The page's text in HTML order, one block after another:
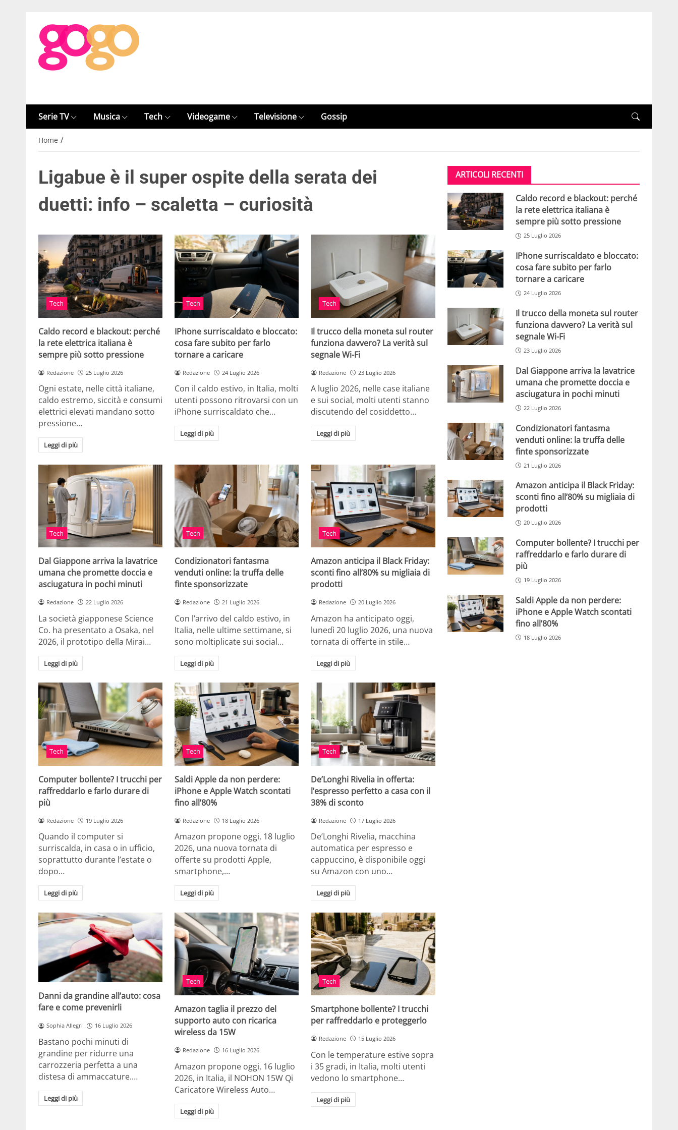
Serie TV Musica Tech Videogame Televisione Gossip
Home /
Ligabue è il super ospite della serata dei
duetti: info – scaletta – curiosità
Tech
Caldo record e blackout: perché
la rete elettrica italiana è
sempre più sotto pressione
Redazione 25 Luglio 2026
Ogni estate, nelle città italiane,
caldo estremo, siccità e consumi
elettrici elevati mandano sotto
pressione…
Leggi di più
Tech
IPhone surriscaldato e bloccato:
cosa fare subito per farlo
tornare a caricare
Redazione 24 Luglio 2026
Con il caldo estivo, in Italia, molti
utenti possono ritrovarsi con un
iPhone surriscaldato che…
Leggi di più
Tech
Il trucco della moneta sul router
funziona davvero? La verità sul
segnale Wi-Fi
Redazione 23 Luglio 2026
A luglio 2026, nelle case italiane
e sui social, molti utenti stanno
discutendo del cosiddetto…
Leggi di più
Tech
Dal Giappone arriva la lavatrice
umana che promette doccia e
asciugatura in pochi minuti
Redazione 22 Luglio 2026
La società giapponese Science
Co. ha presentato a Osaka, nel
2026, il prototipo della Mirai…
Leggi di più
Tech
Condizionatori fantasma
venduti online: la truffa delle
finte sponsorizzate
Redazione 21 Luglio 2026
Con l’arrivo del caldo estivo, in
Italia, nelle ultime settimane, si
sono moltiplicate sui social…
Leggi di più
Tech
Amazon anticipa il Black Friday:
sconti fino all’80% su migliaia di
prodotti
Redazione 20 Luglio 2026
Amazon ha anticipato oggi,
lunedì 20 luglio 2026, una nuova
tornata di offerte in stile…
Leggi di più
Tech
Computer bollente? I trucchi per
raffreddarlo e farlo durare di
più
Redazione 19 Luglio 2026
Quando il computer si
surriscalda, in casa o in ufficio,
soprattutto durante l’estate o
dopo…
Leggi di più
Tech
Saldi Apple da non perdere:
iPhone e Apple Watch scontati
fino all’80%
Redazione 18 Luglio 2026
Amazon propone oggi, 18 luglio
2026, una nuova tornata di
offerte su prodotti Apple,
smartphone,…
Leggi di più
Tech
De’Longhi Rivelia in offerta:
l’espresso perfetto a casa con il
38% di sconto
Redazione 17 Luglio 2026
De’Longhi Rivelia, macchina
automatica per espresso e
cappuccino, è disponibile oggi
su Amazon con uno…
Leggi di più
Danni da grandine all’auto: cosa
fare e come prevenirli
Sophia Allegri 16 Luglio 2026
Bastano pochi minuti di
grandine per ridurre una
carrozzeria perfetta a una
distesa di ammaccature.…
Leggi di più
Tech
Amazon taglia il prezzo del
supporto auto con ricarica
wireless da 15W
Redazione 16 Luglio 2026
Amazon propone oggi, 16 luglio
2026, in Italia, il NOHON 15W Qi
Caricatore Wireless Auto…
Leggi di più
Tech
Smartphone bollente? I trucchi
per raffreddarlo e proteggerlo
Redazione 15 Luglio 2026
Con le temperature estive sopra
i 35 gradi, in Italia, molti utenti
vedono lo smartphone…
Leggi di più
ARTICOLI RECENTI
Caldo record e blackout: perché
la rete elettrica italiana è
sempre più sotto pressione
25 Luglio 2026
IPhone surriscaldato e bloccato:
cosa fare subito per farlo
tornare a caricare
24 Luglio 2026
Il trucco della moneta sul router
funziona davvero? La verità sul
segnale Wi-Fi
23 Luglio 2026
Dal Giappone arriva la lavatrice
umana che promette doccia e
asciugatura in pochi minuti
22 Luglio 2026
Condizionatori fantasma
venduti online: la truffa delle
finte sponsorizzate
21 Luglio 2026
Amazon anticipa il Black Friday:
sconti fino all’80% su migliaia di
prodotti
20 Luglio 2026
Computer bollente? I trucchi per
raffreddarlo e farlo durare di
più
19 Luglio 2026
Saldi Apple da non perdere:
iPhone e Apple Watch scontati
fino all’80%
18 Luglio 2026